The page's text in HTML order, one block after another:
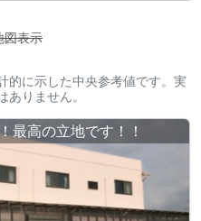
図表示
的に示した中央参考値です。実
りません。
最高の立地です！！